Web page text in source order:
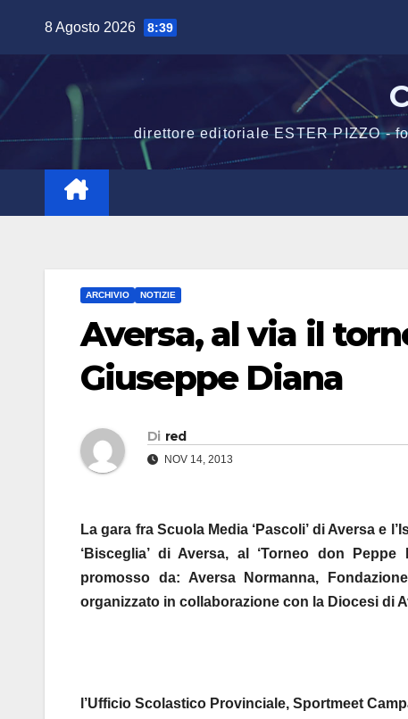
contenuto
8 Agosto 2026 8:39
direttore editoriale ESTER PIZZO -
ARCHIVIO NOTIZIE
Aversa, al via il
Giuseppe Diana
Di red
NOV 14, 2013
La gara fra Scuola Media ‘Pascoli’ di Aversa e
‘Bisceglia’ di Aversa, al ‘Torneo don
promosso da: Aversa Normanna,
organizzato in collaborazione con la Diocesi di
l’Ufficio Scolastico Provinciale, Sportmeet